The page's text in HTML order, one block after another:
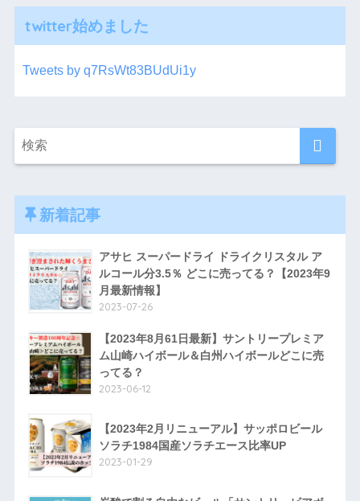
twitter始めました
Tweets by q7RsWt83BUdUi1y
新着記事
アサヒ スーパードライ ドライクリスタル ア
ルコール分3.5％ どこに売ってる？【2023年9
月最新情報】
2023-07-26
【2023年8月61日最新】サントリープレミア
ム山崎ハイボール＆白州ハイボールどこに売
ってる？
2023-06-12
【2023年2月リニューアル】サッポロビール
ソラチ1984国産ソラチエース比率UP
2023-01-29